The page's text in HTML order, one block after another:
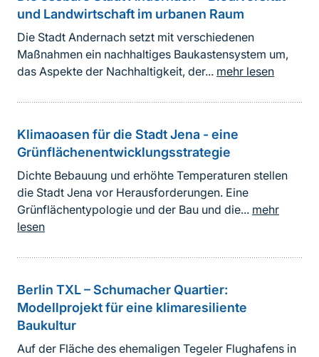
und Landwirtschaft im urbanen Raum
Die Stadt Andernach setzt mit verschiedenen
Maßnahmen ein nachhaltiges Baukastensystem um,
das Aspekte der Nachhaltigkeit, der... mehr lesen
Klimaoasen für die Stadt Jena - eine
Grünflächenentwicklungsstrategie
Dichte Bebauung und erhöhte Temperaturen stellen
die Stadt Jena vor Herausforderungen. Eine
Grünflächentypologie und der Bau und die... mehr
lesen
Berlin TXL – Schumacher Quartier:
Modellprojekt für eine klimaresiliente
Baukultur
Auf der Fläche des ehemaligen Tegeler Flughafens in